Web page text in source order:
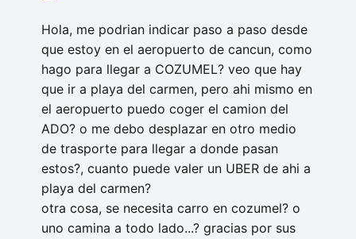
Hola, me podrian indicar paso a paso desde
que estoy en el aeropuerto de cancun, como
hago para llegar a COZUMEL? veo que hay
que ir a playa del carmen, pero ahi mismo en
el aeropuerto puedo coger el camion del
ADO? o me debo desplazar en otro medio
de trasporte para llegar a donde pasan
estos?, cuanto puede valer un UBER de ahi a
playa del carmen?
otra cosa, se necesita carro en cozumel? o
uno camina a todo lado...? gracias por sus